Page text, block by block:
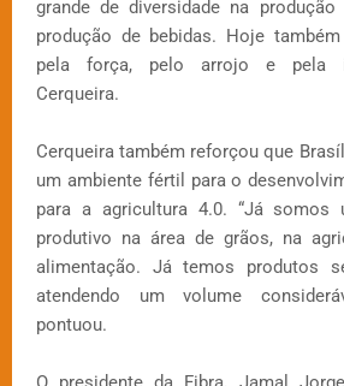
grande de diversidade na
produção de bebidas. Hoje
pela força, pelo arrojo e pela
Cerqueira.
Cerqueira também reforçou que
um ambiente fértil para o
para a agricultura 4.0. “Já somos
produtivo na área de grãos, na
alimentação. Já temos produtos
atendendo um volume
pontuou.